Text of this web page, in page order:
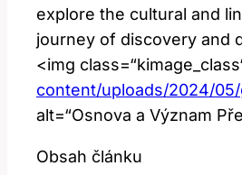
explore the cultural and
journey of discovery and
<img
content/uploads/2024/
alt=“Osnova a Význam
Obsah článku